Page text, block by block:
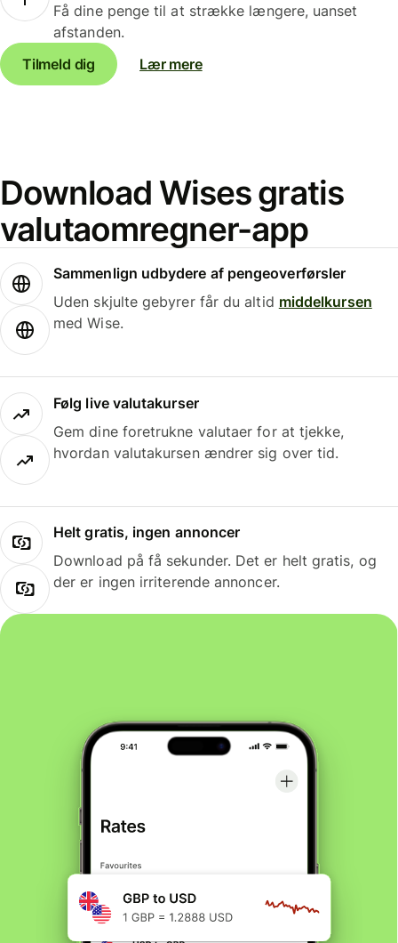
Få dine penge til at strække længere, uanset
afstanden.
Tilmeld dig
Lær mere
Download Wises gratis
valutaomregner-app
Sammenlign udbydere af pengeoverførsler
Uden skjulte gebyrer får du altid middelkursen
med Wise.
Følg live valutakurser
Gem dine foretrukne valutaer for at tjekke,
hvordan valutakursen ændrer sig over tid.
Helt gratis, ingen annoncer
Download på få sekunder. Det er helt gratis, og
der er ingen irriterende annoncer.